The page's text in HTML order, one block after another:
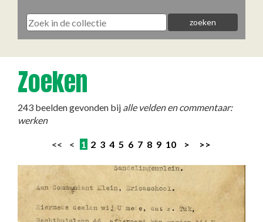
Zoeken
243 beelden gevonden bij alle velden en commentaar:
werken
<< < 1 2 3 4 5 6 7 8 9 10 > >>